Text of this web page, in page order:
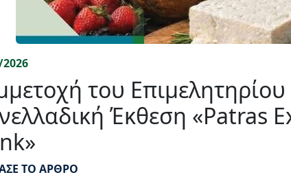
του
Έκθεση «Patras
ΤΟ ΑΡΘΡΟ